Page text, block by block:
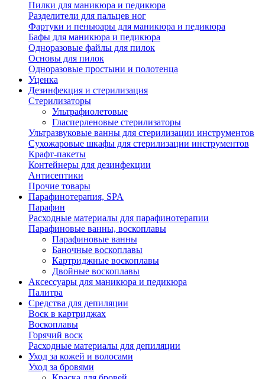
Пилки для маникюра и педикюра
Разделители для пальцев ног
Фартуки и пеньюары для маникюра и педикюра
Бафы для маникюра и педикюра
Одноразовые файлы для пилок
Основы для пилок
Одноразовые простыни и полотенца
Уценка
Дезинфекция и стерилизация
Стерилизаторы
Ультрафиолетовые
Гласперленовые стерилизаторы
Ультразвуковые ванны для стерилизации инструментов
Сухожаровые шкафы для стерилизации инструментов
Крафт-пакеты
Контейнеры для дезинфекции
Антисептики
Прочие товары
Парафинотерапия, SPA
Парафин
Расходные материалы для парафинотерапии
Парафиновые ванны, воскоплавы
Парафиновые ванны
Баночные воскоплавы
Картриджные воскоплавы
Двойные воскоплавы
Аксессуары для маникюра и педикюра
Палитра
Средства для депиляции
Воск в картриджах
Воскоплавы
Горячий воск
Расходные материалы для депиляции
Уход за кожей и волосами
Уход за бровями